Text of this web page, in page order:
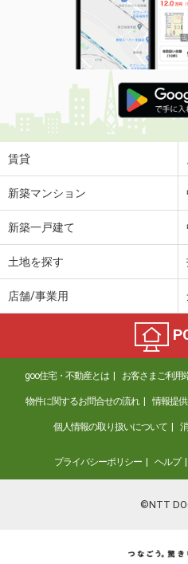
賃貸
新築マンション
新築一戸建て
土地を探す
店舗/事業用
goo住宅・不動産とは お客さまご利用
物件に関するお問合せの流れ 情報提
個人情報の取り扱いについて
プライバシーポリシー ヘルプ
©NTT